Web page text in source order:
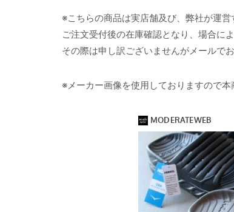
※こちらの商品は実店舗及び、弊社が運
ご注文受付後の在庫確認となり、場合に
その際は申し訳ございませんがメールで
※メーカー画像を使用しておりますので